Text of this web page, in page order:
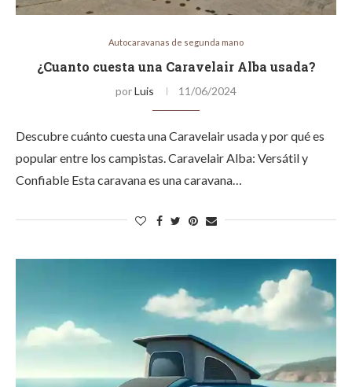
Autocaravanas de segunda mano
¿Cuanto cuesta una Caravelair Alba usada?
porLuis 11/06/2024
Descubre cuánto cuesta una Caravelair usada y por qué es
popular entre los campistas. Caravelair Alba: Versátil y
Confiable Esta caravana es una caravana…